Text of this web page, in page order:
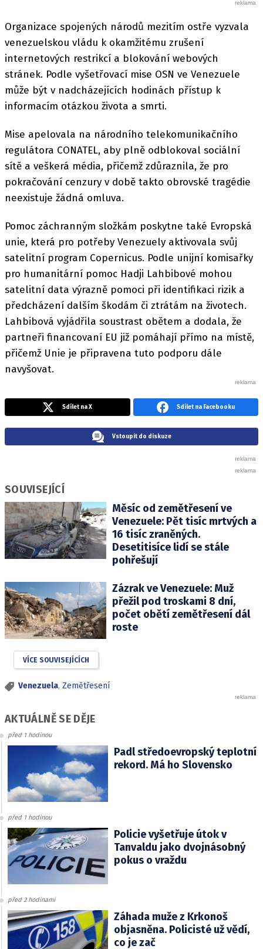
Organizace spojených národů mezitím ostře vyzvala
venezuelskou vládu k okamžitému zrušení
internetových restrikcí a blokování webových
stránek. Podle vyšetřovací mise OSN ve Venezuele
může být v nadcházejících hodinách přístup k
informacím otázkou života a smrti.
Mise apelovala na národního telekomunikačního
regulátora CONATEL, aby plně odblokoval sociální
sítě a veškerá média, přičemž zdůraznila, že pro
pokračování cenzury v době takto obrovské tragédie
neexistuje žádná omluva.
Pomoc záchranným složkám poskytne také Evropská
unie, která pro potřeby Venezuely aktivovala svůj
satelitní program Copernicus. Podle unijní komisařky
pro humanitární pomoc Hadji Lahbibové mohou
satelitní data výrazně pomoci při identifikaci rizik a
předcházení dalším škodám či ztrátám na životech.
Lahbibová vyjádřila soustrast obětem a dodala, že
partneři financovaní EU již pomáhají přímo na místě,
přičemž Unie je připravena tuto podporu dále
navyšovat.
Sdílet na X Sdílet na Facebooku
Vstoupit do diskuze
SOUVISEJÍCÍ
Měsíc od zemětřesení ve
Venezuele: Pět tisíc mrtvých a
16 tisíc zraněných.
Desetitisíce lidí se stále
pohřešují
Zázrak ve Venezuele: Muž
přežil pod troskami 8 dní,
počet obětí zemětřesení dál
roste
VÍCE SOUVISEJÍCÍCH
Venezuela, Zemětřesení
AKTUÁLNĚ SE DĚJE
před 1 hodinou
Padl středoevropský teplotní
rekord. Má ho Slovensko
před 1 hodinou
Policie vyšetřuje útok v
Tanvaldu jako dvojnásobný
pokus o vraždu
před 2 hodinami
Záhada muže z Krkonoš
objasněna. Policisté už vědí,
co je zač